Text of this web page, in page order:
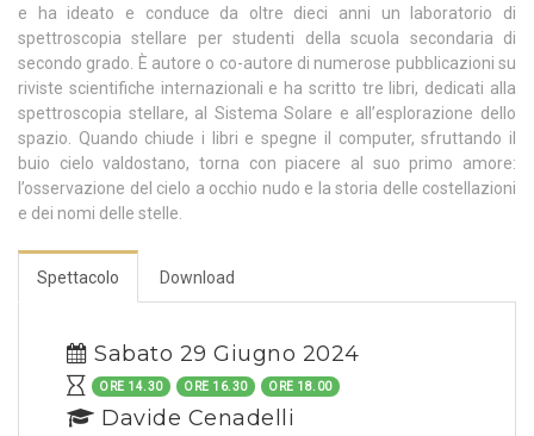
e ha ideato e conduce da oltre dieci anni un laboratorio di
spettroscopia stellare per studenti della scuola secondaria di
secondo grado. È autore o co-autore di numerose pubblicazioni su
riviste scientifiche internazionali e ha scritto tre libri, dedicati alla
spettroscopia stellare, al Sistema Solare e all’esplorazione dello
spazio. Quando chiude i libri e spegne il computer, sfruttando il
buio cielo valdostano, torna con piacere al suo primo amore:
l’osservazione del cielo a occhio nudo e la storia delle costellazioni
e dei nomi delle stelle.
Spettacolo Download
Sabato 29 Giugno 2024
ORE 14.30 ORE 16.30 ORE 18.00
Davide Cenadelli